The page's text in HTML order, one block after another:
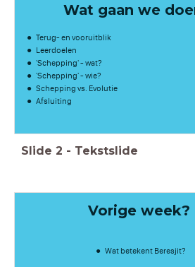
Wat gaan we
Terug- en vooruitblik
Leerdoelen
'Schepping' - wat?
'Schepping' - wie?
Schepping vs. Evolutie
Afsluiting
Slide 2 - Tekstslide
Vorige week?
Wat betekent Beresjit?